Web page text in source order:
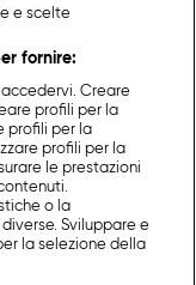
e scelte
fornire:
Creare
profili per la
profili per la
profili per la
le prestazioni
o la
Sviluppare e
la selezione della